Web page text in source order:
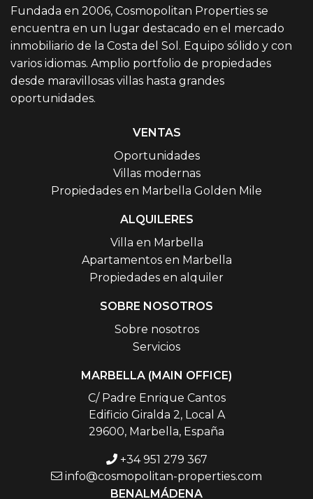
Fundada en 2006, Cosmopolitan Properties se
encuentra en un lugar destacado en el mercado
inmobiliario de la Costa del Sol. Equipo sólido y con
varios idiomas. Amplio portfolio de propiedades
desde maravillosas villas hasta grandes
oportunidades.
VENTAS
Oportunidades
Villas modernas
Propiedades en Marbella Golden Mile
ALQUILERES
Villa en Marbella
Apartamentos en Marbella
Propiedades en alquiler
SOBRE NOSOTROS
Sobre nosotros
Servicios
MARBELLA (MAIN OFFICE)
C/ Padre Enrique Cantos
Edificio Giralda 2, Local A
29600, Marbella, España
+34 951 279 367
info@cosmopolitan-properties.com
BENALMÁDENA